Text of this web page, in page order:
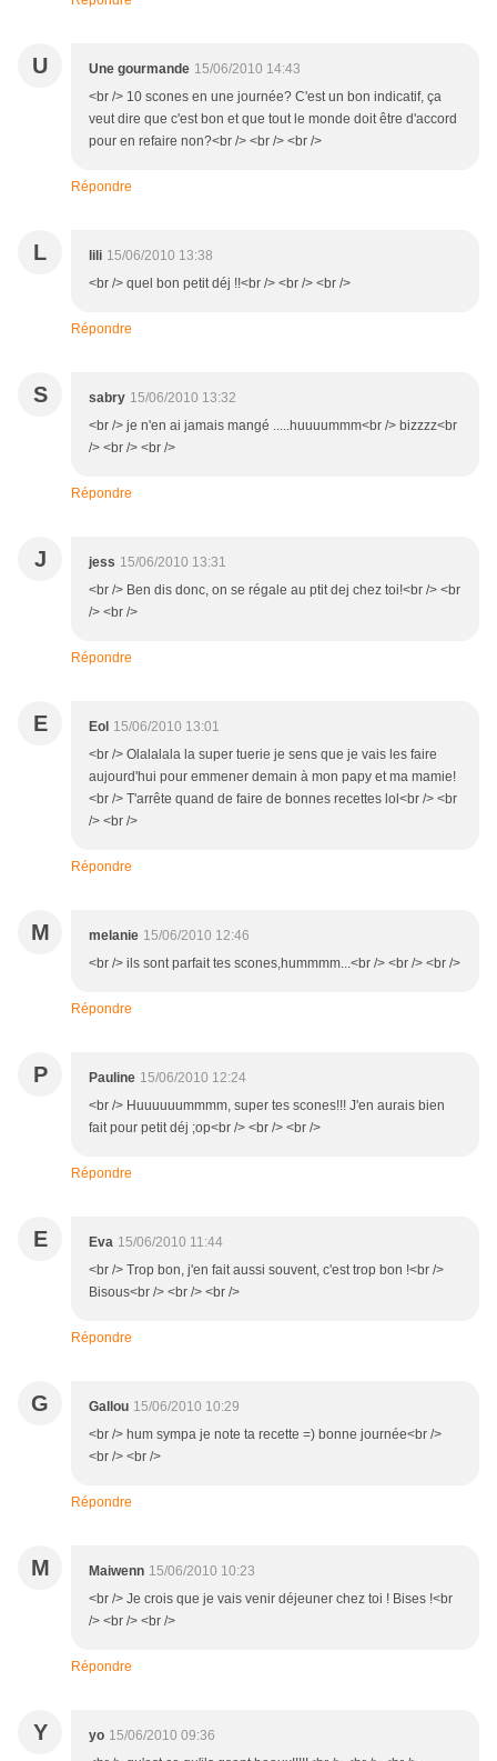
U Une gourmande 15/06/2010 14:43
<br /> 10 scones en une journée? C'est un bon indicatif, ça
veut dire que c'est bon et que tout le monde doit être d'accord
pour en refaire non?<br /> <br /> <br />
Répondre
L lili 15/06/2010 13:38
<br /> quel bon petit déj !!<br /> <br /> <br />
Répondre
S sabry 15/06/2010 13:32
<br /> je n'en ai jamais mangé .....huuuummm<br /> bizzzz<br
/> <br /> <br />
Répondre
J jess 15/06/2010 13:31
<br /> Ben dis donc, on se régale au ptit dej chez toi!<br /> <br
/> <br />
Répondre
E Eol 15/06/2010 13:01
<br /> Olalalala la super tuerie je sens que je vais les faire
aujourd'hui pour emmener demain à mon papy et ma mamie!
<br /> T'arrête quand de faire de bonnes recettes lol<br /> <br
/> <br />
Répondre
M melanie 15/06/2010 12:46
<br /> ils sont parfait tes scones,hummmm...<br /> <br /> <br />
Répondre
P Pauline 15/06/2010 12:24
<br /> Huuuuuummmm, super tes scones!!! J'en aurais bien
fait pour petit déj ;op<br /> <br /> <br />
Répondre
E Eva 15/06/2010 11:44
<br /> Trop bon, j'en fait aussi souvent, c'est trop bon !<br />
Bisous<br /> <br /> <br />
Répondre
G Gallou 15/06/2010 10:29
<br /> hum sympa je note ta recette =) bonne journée<br />
<br /> <br />
Répondre
M Maiwenn 15/06/2010 10:23
<br /> Je crois que je vais venir déjeuner chez toi ! Bises !<br
/> <br /> <br />
Répondre
Y yo 15/06/2010 09:36